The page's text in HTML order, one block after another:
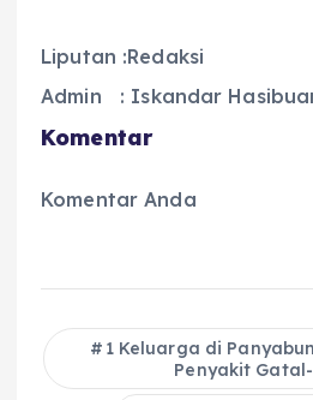
Liputan :Redaksi
Admin : Iskandar
Komentar
Komentar Anda
1 Keluarga di
Penyakit